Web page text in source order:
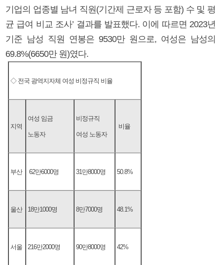
기업의 업종별 남녀 직원(기간제 근로자 등 포함) 수 및 평
균 급여 비교 조사’ 결과를 발표했다. 이에 따르면 2023년
기준 남성 직원 연봉은 9530만 원으로, 여성은 남성의
69.8%(6650만 원)였다.
◇ 전국 광역지자체 여성 비정규직 비율
지역
여성 임금
노동자
비정규직
여성 노동자
비율
부산 62만6000명 31만8000명 50.8%
울산 18만1000명 8만7000명 48.1%
서울 216만2000명 90만8000명 42%